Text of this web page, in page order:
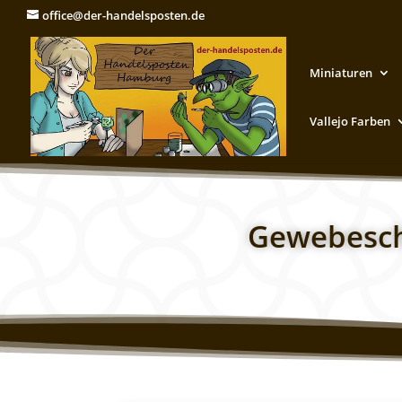
office@der-handelsposten.de
Miniaturen
Vallejo Farben